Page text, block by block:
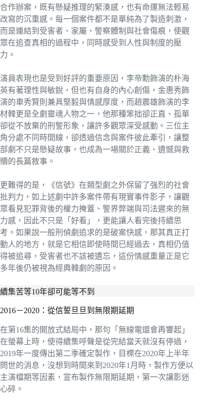
合作辦案，既有懸疑推理的緊湊感，也有命運無法輕易
改寫的沉重感。每一個案件都不是單純為了製造刺激，
而是連結到受害者、家屬、警察體制與社會傷痕，使觀
眾在追查真相的過程中，同時感受到人性與制度的壓
力。
演員表現也是受到好評的重要原因，李帝勳飾演的朴海
英有著理性與敏銳，但也有自身的內心創傷，金惠秀飾
演的車秀賢則兼具堅毅與情感厚度，而趙震雄飾演的李
材韓更是全劇靈魂人物之一，他那種笨拙卻正直、孤單
卻從不放棄的刑警形象，讓許多觀眾深受感動。三位主
角分處不同時間線，卻透過信念與案件彼此牽引，讓整
部劇不只是懸疑故事，也成為一場關於正義、遺憾與救
贖的長篇敘事。
更難得的是，《信號》在類型劇之外保留了強烈的社會
批判力，如上述劇中許多案件帶有現實事件影子，讓觀
眾看見犯罪背後的權力掩蓋、警界弊端與司法遲來的無
力感，因此不只是「好看」，更能讓人看完後持續思
考。如果說一般刑偵劇追求的是破案快感，那其真正打
動人的地方，就是它相信即使時間已經過去，真相仍值
得被追尋，受害者也不該被遺忘，這份情感重量正是它
多年後仍被視為經典韓劇的原因。
續集苦等10年卻可能等不到
2016－2020：從信誓旦旦到無限期延期
在第16集的開放式結局中，那句「無線電還會再響起」
在螢幕上時，使得續集呼聲是從完結當天就沒有停過，
2019年一度傳出第二季確定製作，目標在2020年上半年
問世的消息，沒想到時間來到2020年1月時，製作方便以
主演檔期等因素，宣布製作無限期延期，第一次讓影迷
心碎。